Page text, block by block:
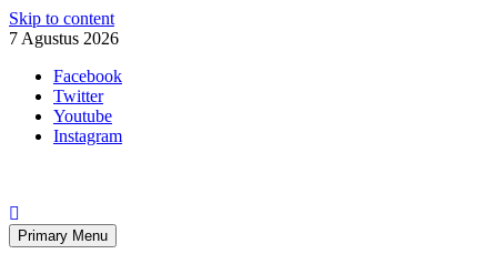
Skip to content
7 Agustus 2026
Facebook
Twitter
Youtube
Instagram
Primary Menu